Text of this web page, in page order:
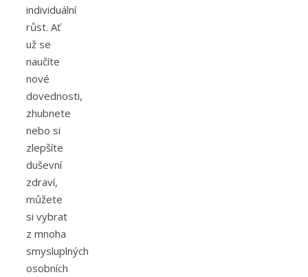
individuální
růst. Ať
už se
naučíte
nové
dovednosti,
zhubnete
nebo si
zlepšíte
duševní
zdraví,
můžete
si vybrat
z mnoha
smysluplných
osobních